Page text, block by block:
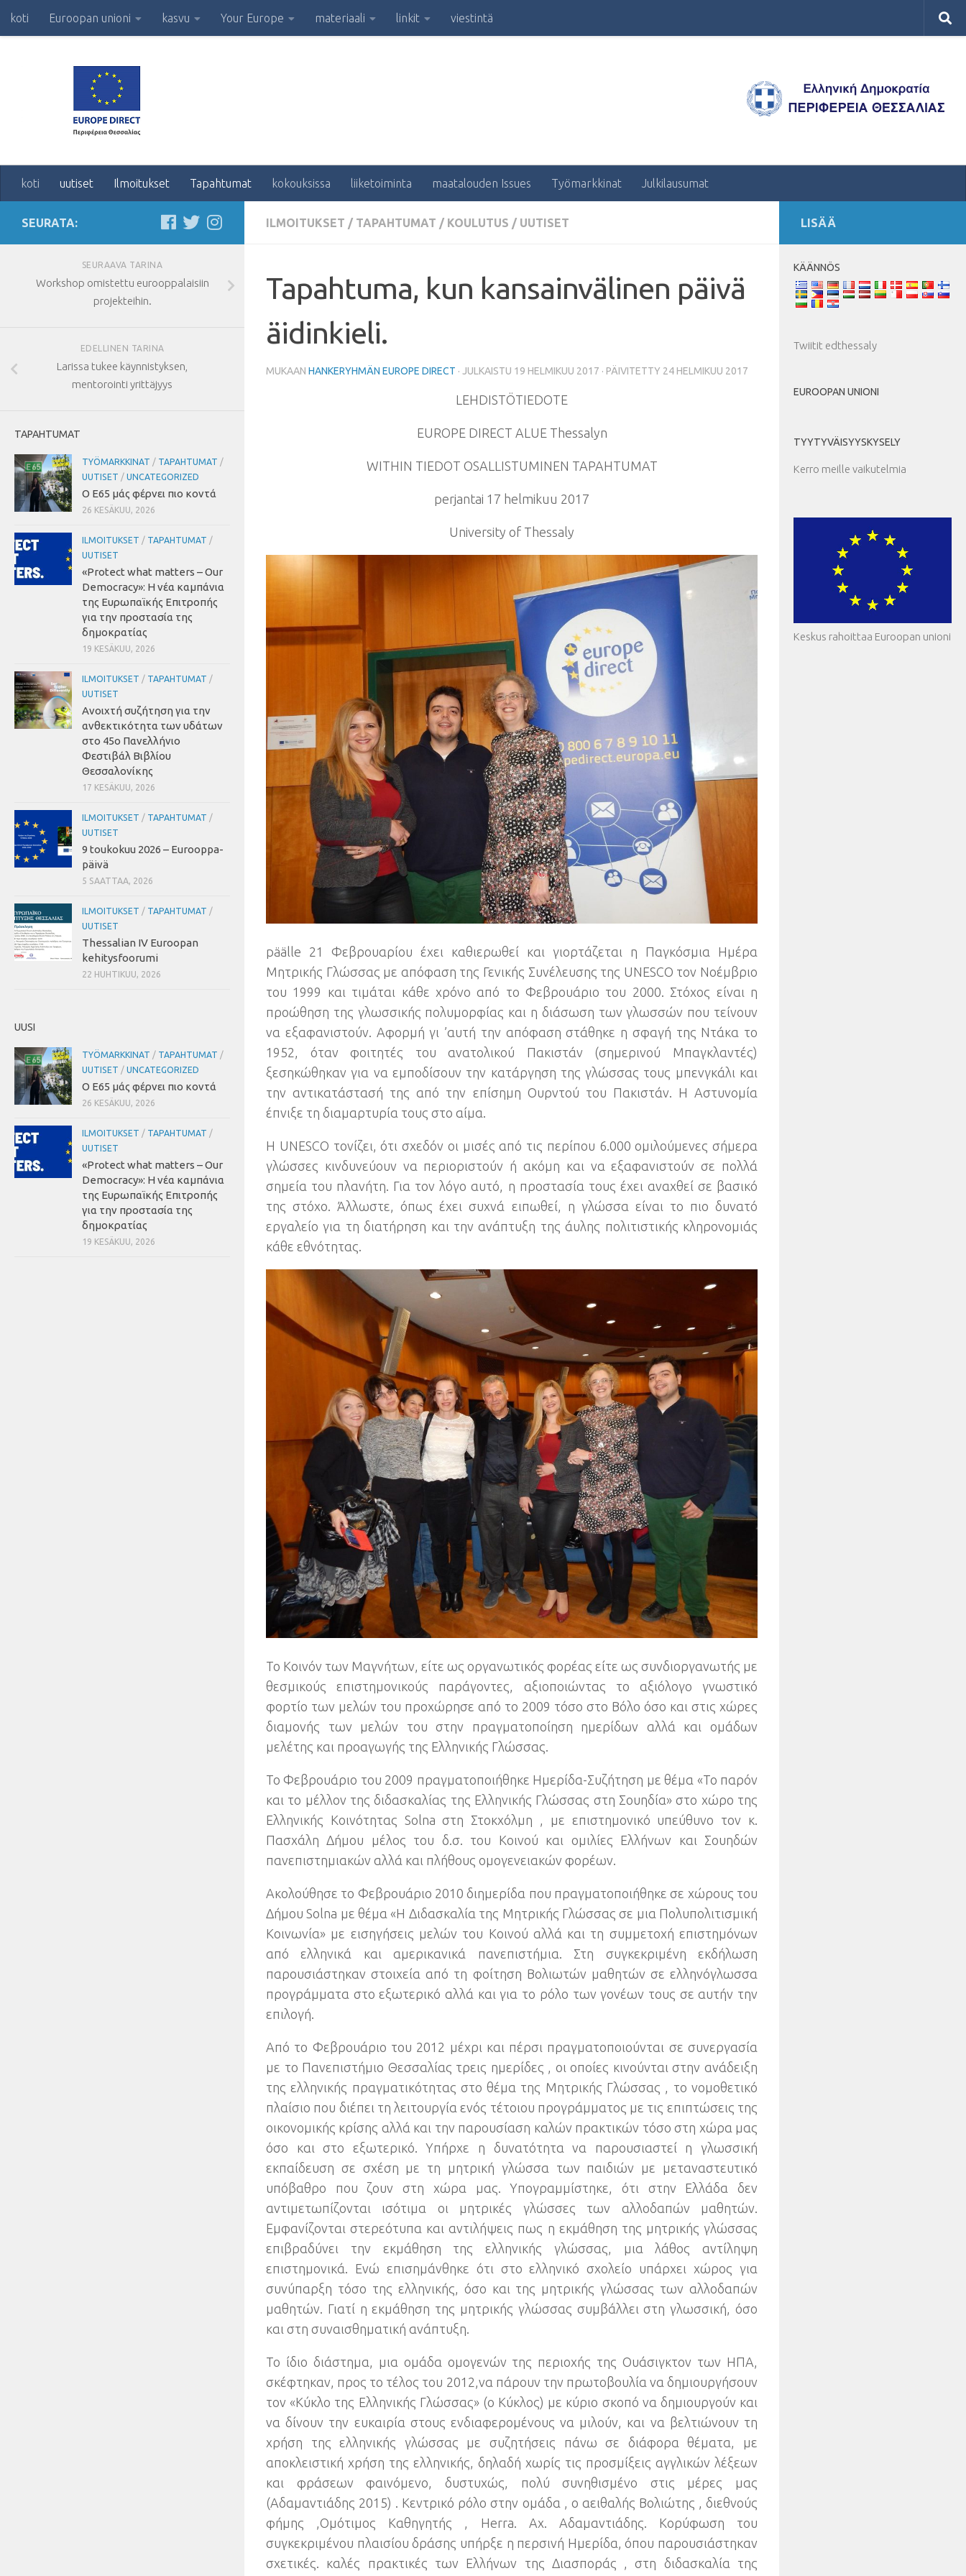
koti Euroopan unioni kasvu Your Europe materiaali linkit viestintä
koti uutiset Ilmoitukset Tapahtumat kokouksissa liiketoiminta maatalouden Issues Työmarkkinat Julkilausumat
ILMOITUKSET / TAPAHTUMAT / KOULUTUS / UUTISET
Tapahtuma, kun kansainvälinen päivä
äidinkieli.
MUKAAN HANKERYHMÄN EUROPE DIRECT · JULKAISTU 19 HELMIKUU 2017 · PÄIVITETTY 24 HELMIKUU 2017
LEHDISTÖTIEDOTE
EUROPE DIRECT ALUE Thessalyn
WITHIN TIEDOT OSALLISTUMINEN TAPAHTUMAT
perjantai 17 helmikuu 2017
University of Thessaly
päälle 21 Φεβρουαρίου έχει καθιερωθεί και γιορτάζεται η Παγκόσμια Hμέρα
Μητρικής Γλώσσας με απόφαση της Γενικής Συνέλευσης της UNESCO τον Νοέμβριο
του 1999 και τιμάται κάθε χρόνο από το Φεβρουάριο του 2000. Στόχος είναι η
προώθηση της γλωσσικής πολυμορφίας και η διάσωση των γλωσσών που τείνουν
να εξαφανιστούν. Αφορμή γι ’αυτή την απόφαση στάθηκε η σφαγή της Ντάκα το
1952, όταν φοιτητές του ανατολικού Πακιστάν (σημερινού Μπαγκλαντές)
ξεσηκώθηκαν για να εμποδίσουν την κατάργηση της γλώσσας τους μπενγκάλι και
την αντικατάστασή της από την επίσημη Ουρντού του Πακιστάν. Η Αστυνομία
έπνιξε τη διαμαρτυρία τους στο αίμα.
Η UNESCO τονίζει,ότι σχεδόν οι μισές από τις περίπου 6.000ομιλούμενες σήμερα
γλώσσες κινδυνεύουν να περιοριστούν ή ακόμη και να εξαφανιστούν σε πολλά
σημεία του πλανήτη. Για τον λόγο αυτό, η προστασία τους έχει αναχθεί σε βασικό
της στόχο.Άλλωστε,όπως έχει συχνά ειπωθεί, η γλώσσα είναι το πιο δυνατό
εργαλείο για τη διατήρηση και την ανάπτυξη της άυλης πολιτιστικής κληρονομιάς
κάθε εθνότητας.
Το Κοινόν των Μαγνήτων, είτε ως οργανωτικός φορέας είτε ως συνδιοργανωτής με
θεσμικούς επιστημονικούς παράγοντες, αξιοποιώντας το αξιόλογο γνωστικό
φορτίο των μελών του προχώρησε από το 2009 τόσο στο Βόλο όσο και στις χώρες
διαμονής των μελών του στην πραγματοποίηση ημερίδων αλλά και ομάδων
μελέτης και προαγωγής της Ελληνικής Γλώσσας.
Το Φεβρουάριο του 2009 πραγματοποιήθηκε Ημερίδα-Συζήτηση με θέμα «Το παρόν
και το μέλλον της διδασκαλίας της Ελληνικής Γλώσσας στη Σουηδία» στο χώρο της
Ελληνικής Κοινότητας Solna στη Στοκχόλμη , με επιστημονικό υπεύθυνο τον κ.
Πασχάλη Δήμου μέλος του δ.σ. του Κοινού και ομιλίες Ελλήνων και Σουηδών
πανεπιστημιακών αλλά και πλήθους ομογενειακών φορέων.
Ακολούθησε το Φεβρουάριο 2010διημερίδα που πραγματοποιήθηκε σε χώρους του
Δήμου Solna με θέμα «Η Διδασκαλία της Μητρικής Γλώσσας σε μια Πολυπολιτισμική
Κοινωνία» με εισηγήσεις μελών του Κοινού αλλά και τη συμμετοχή επιστημόνων
από ελληνικά και αμερικανικά πανεπιστήμια. Στη συγκεκριμένη εκδήλωση
παρουσιάστηκαν στοιχεία από τη φοίτηση Βολιωτών μαθητών σε ελληνόγλωσσα
προγράμματα στο εξωτερικό αλλά και για το ρόλο των γονέων τους σε αυτήν την
επιλογή.
Από το Φεβρουάριο του 2012 μέχρι και πέρσι πραγματοποιούνται σε συνεργασία
με το Πανεπιστήμιο Θεσσαλίας τρεις ημερίδες , οι οποίες κινούνται στην ανάδειξη
της ελληνικής πραγματικότητας στο θέμα της Μητρικής Γλώσσας , το νομοθετικό
πλαίσιο που διέπει τη λειτουργία ενός τέτοιου προγράμματος με τις επιπτώσεις της
οικονομικής κρίσης αλλά και την παρουσίαση καλών πρακτικών τόσο στη χώρα μας
όσο και στο εξωτερικό.Υπήρχε η δυνατότητα να παρουσιαστεί η γλωσσική
εκπαίδευση σε σχέση με τη μητρική γλώσσα των παιδιών με μεταναστευτικό
υπόβαθρο που ζουν στη χώρα μας.Υπογραμμίστηκε, ότι στην Ελλάδα δεν
αντιμετωπίζονται ισότιμα οι μητρικές γλώσσες των αλλοδαπών μαθητών.
Εμφανίζονται στερεότυπα και αντιλήψεις πως η εκμάθηση της μητρικής γλώσσας
επιβραδύνει την εκμάθηση της ελληνικής γλώσσας, μια λάθος αντίληψη
επιστημονικά. Ενώ επισημάνθηκε ότι στο ελληνικό σχολείο υπάρχει χώρος για
συνύπαρξη τόσο της ελληνικής, όσο και της μητρικής γλώσσας των αλλοδαπών
μαθητών. Γιατί η εκμάθηση της μητρικής γλώσσας συμβάλλει στη γλωσσική,όσο
και στη συναισθηματική ανάπτυξη.
Το ίδιο διάστημα, μια ομάδα ομογενών της περιοχής της Ουάσιγκτον των ΗΠΑ,
σκέφτηκαν, προς το τέλος του 2012,να πάρουν την πρωτοβουλία να δημιουργήσουν
τον «Κύκλο της Ελληνικής Γλώσσας»(ο Κύκλος) με κύριο σκοπό να δημιουργούν και
να δίνουν την ευκαιρία στους ενδιαφερομένους να μιλούν, και να βελτιώνουν τη
χρήση της ελληνικής γλώσσας με συζητήσεις πάνω σε διάφορα θέματα, με
αποκλειστική χρήση της ελληνικής, δηλαδή χωρίς τις προσμίξεις αγγλικών λέξεων
και φράσεων φαινόμενο, δυστυχώς, πολύ συνηθισμένο στις μέρες μας
(Αδαμαντιάδης 2015) . Κεντρικό ρόλο στην ομάδα , ο αειθαλής Βολιώτης ,διεθνούς
φήμης ,Ομότιμος Καθηγητής , Herra. Αχ. Αδαμαντιάδης. Κορύφωση του
συγκεκριμένου πλαισίου δράσης υπήρξε η περσινή Ημερίδα,όπου παρουσιάστηκαν
σχετικές. καλές πρακτικές των Ελλήνων της Διασποράς ,στη διδασκαλία της
SEURATA:
SEURAAVA TARINA
Workshop omistettu eurooppalaisiin
projekteihin.
EDELLINEN TARINA
Larissa tukee käynnistyksen,
mentorointi yrittäjyys
TAPAHTUMAT
TYÖMARKKINAT / TAPAHTUMAT /
UUTISET / UNCATEGORIZED
Ο Ε65 μάς φέρνει πιο κοντά
26 KESÄKUU, 2026
ILMOITUKSET / TAPAHTUMAT /
UUTISET
«Protect what matters – Our
Democracy»: Η νέα καμπάνια
της Ευρωπαϊκής Επιτροπής
για την προστασία της
δημοκρατίας
19 KESÄKUU, 2026
ILMOITUKSET / TAPAHTUMAT /
UUTISET
Ανοιχτή συζήτηση για την
ανθεκτικότητα των υδάτων
στο 45ο Πανελλήνιο
Φεστιβάλ Βιβλίου
Θεσσαλονίκης
17 KESÄKUU, 2026
ILMOITUKSET / TAPAHTUMAT /
UUTISET
9 toukokuu 2026 – Eurooppa-
päivä
5 SAATTAA, 2026
ILMOITUKSET / TAPAHTUMAT /
UUTISET
Thessalian IV Euroopan
kehitysfoorumi
22 HUHTIKUU, 2026
UUSI
TYÖMARKKINAT / TAPAHTUMAT /
UUTISET / UNCATEGORIZED
Ο Ε65 μάς φέρνει πιο κοντά
26 KESÄKUU, 2026
ILMOITUKSET / TAPAHTUMAT /
UUTISET
«Protect what matters – Our
Democracy»: Η νέα καμπάνια
της Ευρωπαϊκής Επιτροπής
για την προστασία της
δημοκρατίας
19 KESÄKUU, 2026
LISÄÄ
KÄÄNNÖS
Twiitit edthessaly
EUROOPAN UNIONI
TYYTYVÄISYYSKYSELY
Kerro meille vaikutelmia
Keskus rahoittaa Euroopan unioni